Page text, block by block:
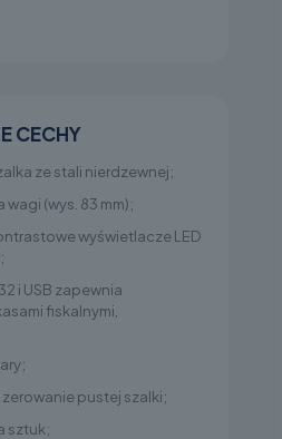
CECHY
ze stali nierdzewnej;
(wys. 83 mm);
wyświetlacze LED
i USB zapewnia
fiskalnymi,
pustej szalki;
sztuk;